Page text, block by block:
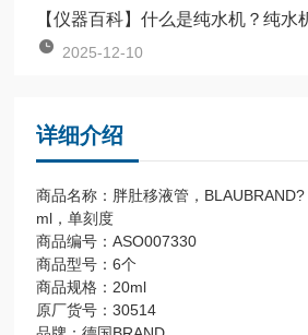
【仪器百科】什么是纯水机？纯水
2025-12-10
详细介绍
商品名称：胖肚移液管，
ml，单刻度
商品编号：ASO007330
商品型号：6个
商品规格：20ml
原厂货号：30514